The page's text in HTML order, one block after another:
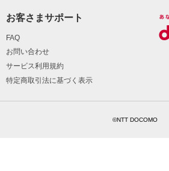
お客さまサポート
FAQ
お問い合わせ
サービス利用規約
特定商取引法に基づく表示
©NTT DOCOMO